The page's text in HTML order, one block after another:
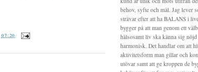
07:20
behov, syfte och mål. Jag lever
strävar efter att ha BALANS i
bygger på att man genom ett
hälsosamt liv ska känna sig nöjd
harmonisk. Det handlar om att
aktivitetsform man gillar och
utövar samt att ge kroppen de